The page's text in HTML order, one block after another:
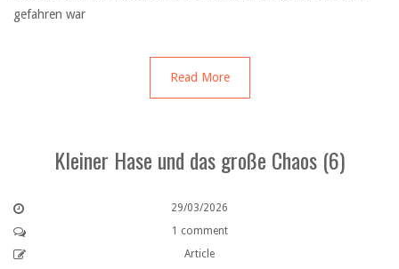
gefahren war
Read More
Kleiner Hase und das große Chaos (6)
29/03/2026
1 comment
Article